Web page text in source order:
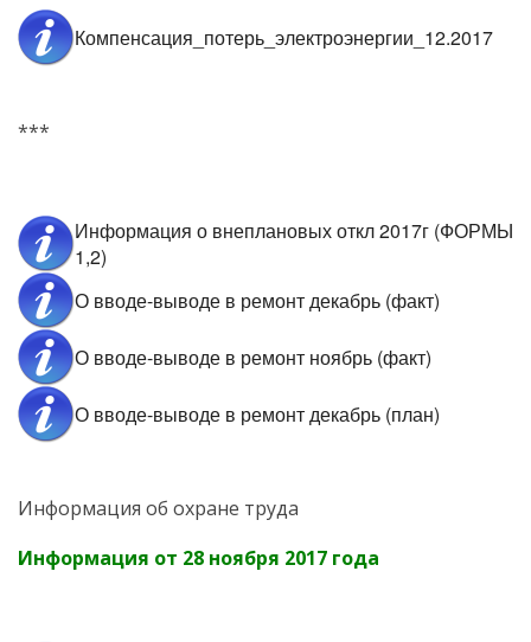
Компенсация_потерь_электроэнергии_12.2017
***
Информация о внеплановых откл 2017г (ФОРМЫ
1,2)
О вводе-выводе в ремонт декабрь (факт)
О вводе-выводе в ремонт ноябрь (факт)
О вводе-выводе в ремонт декабрь (план)
Информация об охране труда
Информация от 28 ноября 2017 года